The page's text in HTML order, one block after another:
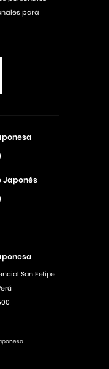
San Felipe
Japonés
para